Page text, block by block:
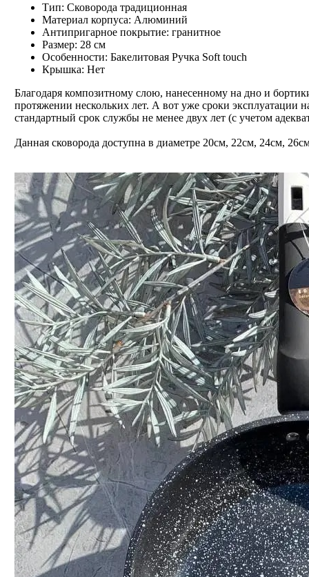
Тип: Сковорода традиционная
Материал корпуса: Алюминий
Антипригарное покрытие: гранитное
Размер: 28 см
Особенности: Бакелитовая Ручка Soft touch
Крышка: Нет
Благодаря композитному слою, нанесенному на дно и
протяжении нескольких лет. А вот уже сроки эксплуатации
стандартный срок службы не менее двух лет (с учетом
Данная сковорода доступна в диаметре 20см, 22см, 24см,